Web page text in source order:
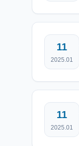
11
2025.01
11
2025.01